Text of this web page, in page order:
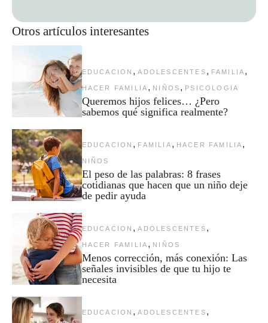
Otros artículos interesantes
EDUCACION , ADOLESCENTES , FAMILIA ,
HACER FAMILIA , NIÑOS , PSICOLOGIA
Queremos hijos felices… ¿Pero
sabemos qué significa realmente?
EDUCACION , FAMILIA , HACER FAMILIA ,
NIÑOS
El peso de las palabras: 8 frases
cotidianas que hacen que un niño deje
de pedir ayuda
EDUCACION , ADOLESCENTES ,
HACER FAMILIA , NIÑOS
Menos corrección, más conexión: Las
señales invisibles de que tu hijo te
necesita
EDUCACION , ADOLESCENTES ,